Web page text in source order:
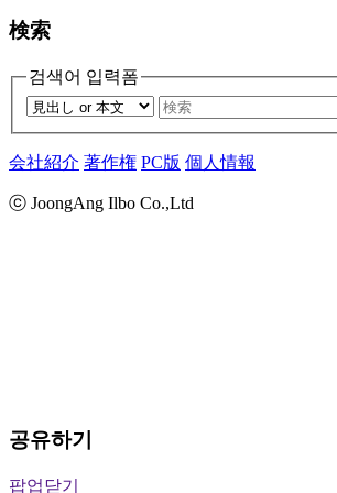
検索
검색어 입력폼
会社紹介 著作権 PC版 個人情報
ⓒ JoongAng Ilbo Co.,Ltd
공유하기
팝업닫기